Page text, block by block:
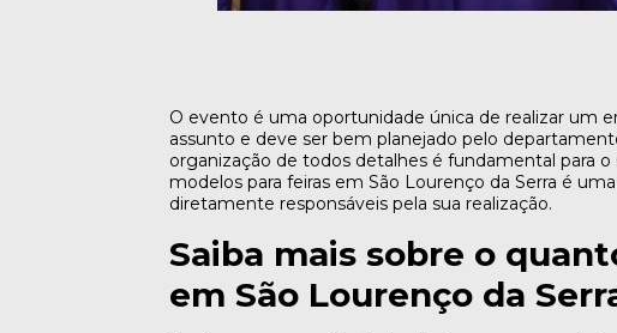
O evento é uma oportunidade única de realizar um
assunto e deve ser bem planejado pelo
organização de todos detalhes é fundamental para
modelos para feiras em São Lourenço da Serra é
diretamente responsáveis pela sua realização.
Saiba mais sobre o
em São Lourenço da